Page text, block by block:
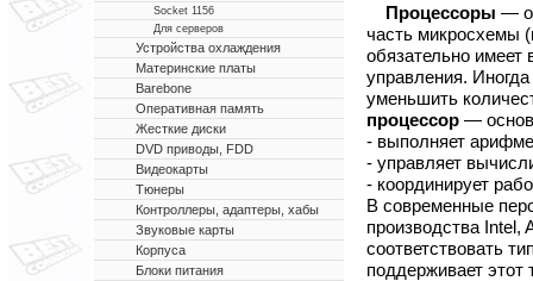
Socket 1156
Для серверов
Устройства охлаждения
Материнские платы
Barebone
Оперативная память
Жесткие диски
DVD приводы, FDD
Видеокарты
Тюнеры
Контроллеры, адаптеры, хабы
Звуковые карты
Корпуса
Блоки питания
Процессоры —
часть микросхемы
обязательно
управления.
уменьшить
процессор —
- выполняет
- управляет
- координирует
В современные
производства Intel,
соответствовать
поддерживает этот